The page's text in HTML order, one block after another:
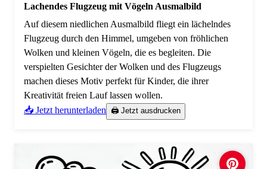
Lachendes Flugzeug mit Vögeln Ausmalbild
Auf diesem niedlichen Ausmalbild fliegt ein lächelndes
Flugzeug durch den Himmel, umgeben von fröhlichen
Wolken und kleinen Vögeln, die es begleiten. Die
verspielten Gesichter der Wolken und des Flugzeugs
machen dieses Motiv perfekt für Kinder, die ihrer
Kreativität freien Lauf lassen wollen.
📥 Jetzt herunterladen
🖨️ Jetzt ausdrucken